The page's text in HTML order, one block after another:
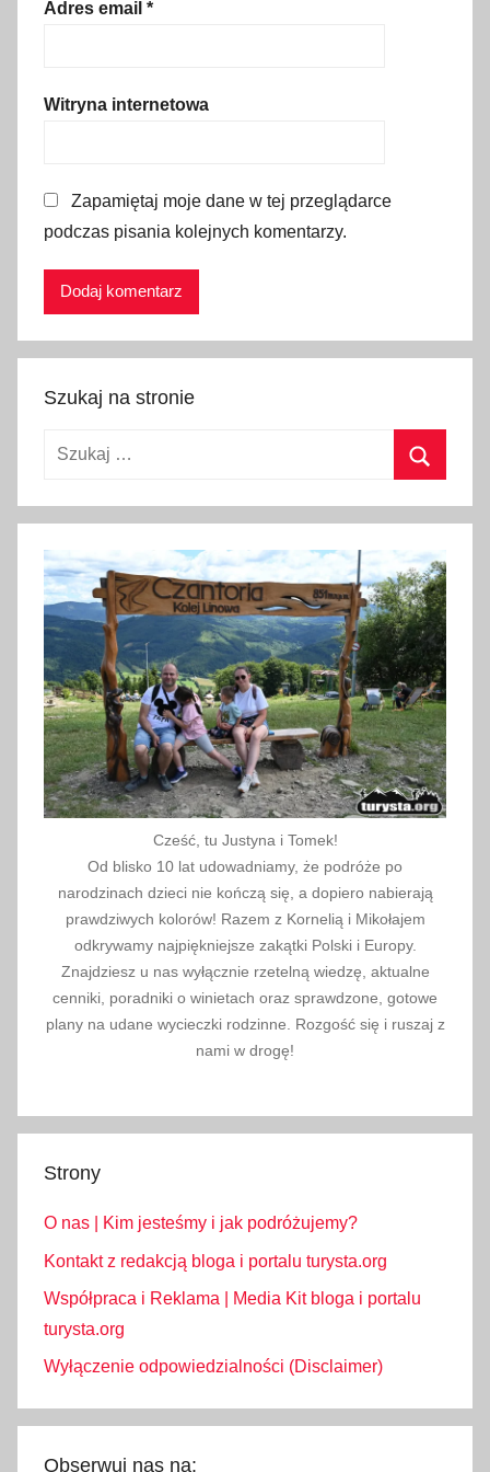
n
Adres email *
Witryna internetowa
Zapamiętaj moje dane w tej przeglądarce
podczas pisania kolejnych komentarzy.
Szukaj na stronie
Szukaj:
Cześć, tu Justyna i Tomek!
Od blisko 10 lat udowadniamy, że podróże po
narodzinach dzieci nie kończą się, a dopiero nabierają
prawdziwych kolorów! Razem z Kornelią i Mikołajem
odkrywamy najpiękniejsze zakątki Polski i Europy.
Znajdziesz u nas wyłącznie rzetelną wiedzę, aktualne
cenniki, poradniki o winietach oraz sprawdzone, gotowe
plany na udane wycieczki rodzinne. Rozgość się i ruszaj z
nami w drogę!
Strony
O nas | Kim jesteśmy i jak podróżujemy?
Kontakt z redakcją bloga i portalu turysta.org
Współpraca i Reklama | Media Kit bloga i portalu
turysta.org
Wyłączenie odpowiedzialności (Disclaimer)
Obserwuj nas na: